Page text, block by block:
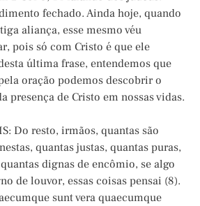
fechado. Ainda hoje, quando
aliança, esse mesmo véu
pois só com Cristo é que ele
última frase, entendemos que
oração podemos descobrir o
presença de Cristo em nossas vidas.
Do resto, irmãos, quantas são
quantas justas, quantas puras,
dignas de encômio, se algo
de louvor, essas coisas pensai (8).
sunt vera quaecumque